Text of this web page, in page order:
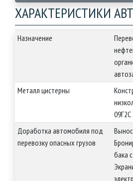
ХАРАКТЕРИСТИКИ
Назначение
Металл цистерны
Доработка автомобиля под
перевозку опасных грузов
бака